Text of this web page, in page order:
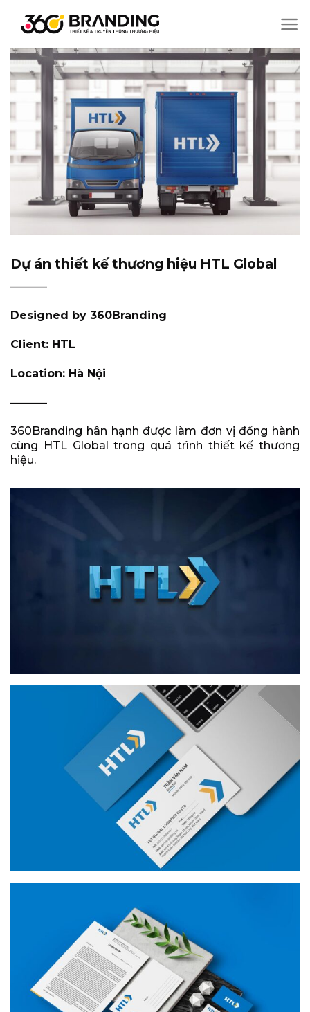
dung
Dự án thiết kế thương hiệu HTL Global
———-
Designed by 360Branding
Client: HTL
Location: Hà Nội
———-
360Branding hân hạnh được làm đơn vị đồng hành
cùng HTL Global trong quá trình thiết kế thương
hiệu.